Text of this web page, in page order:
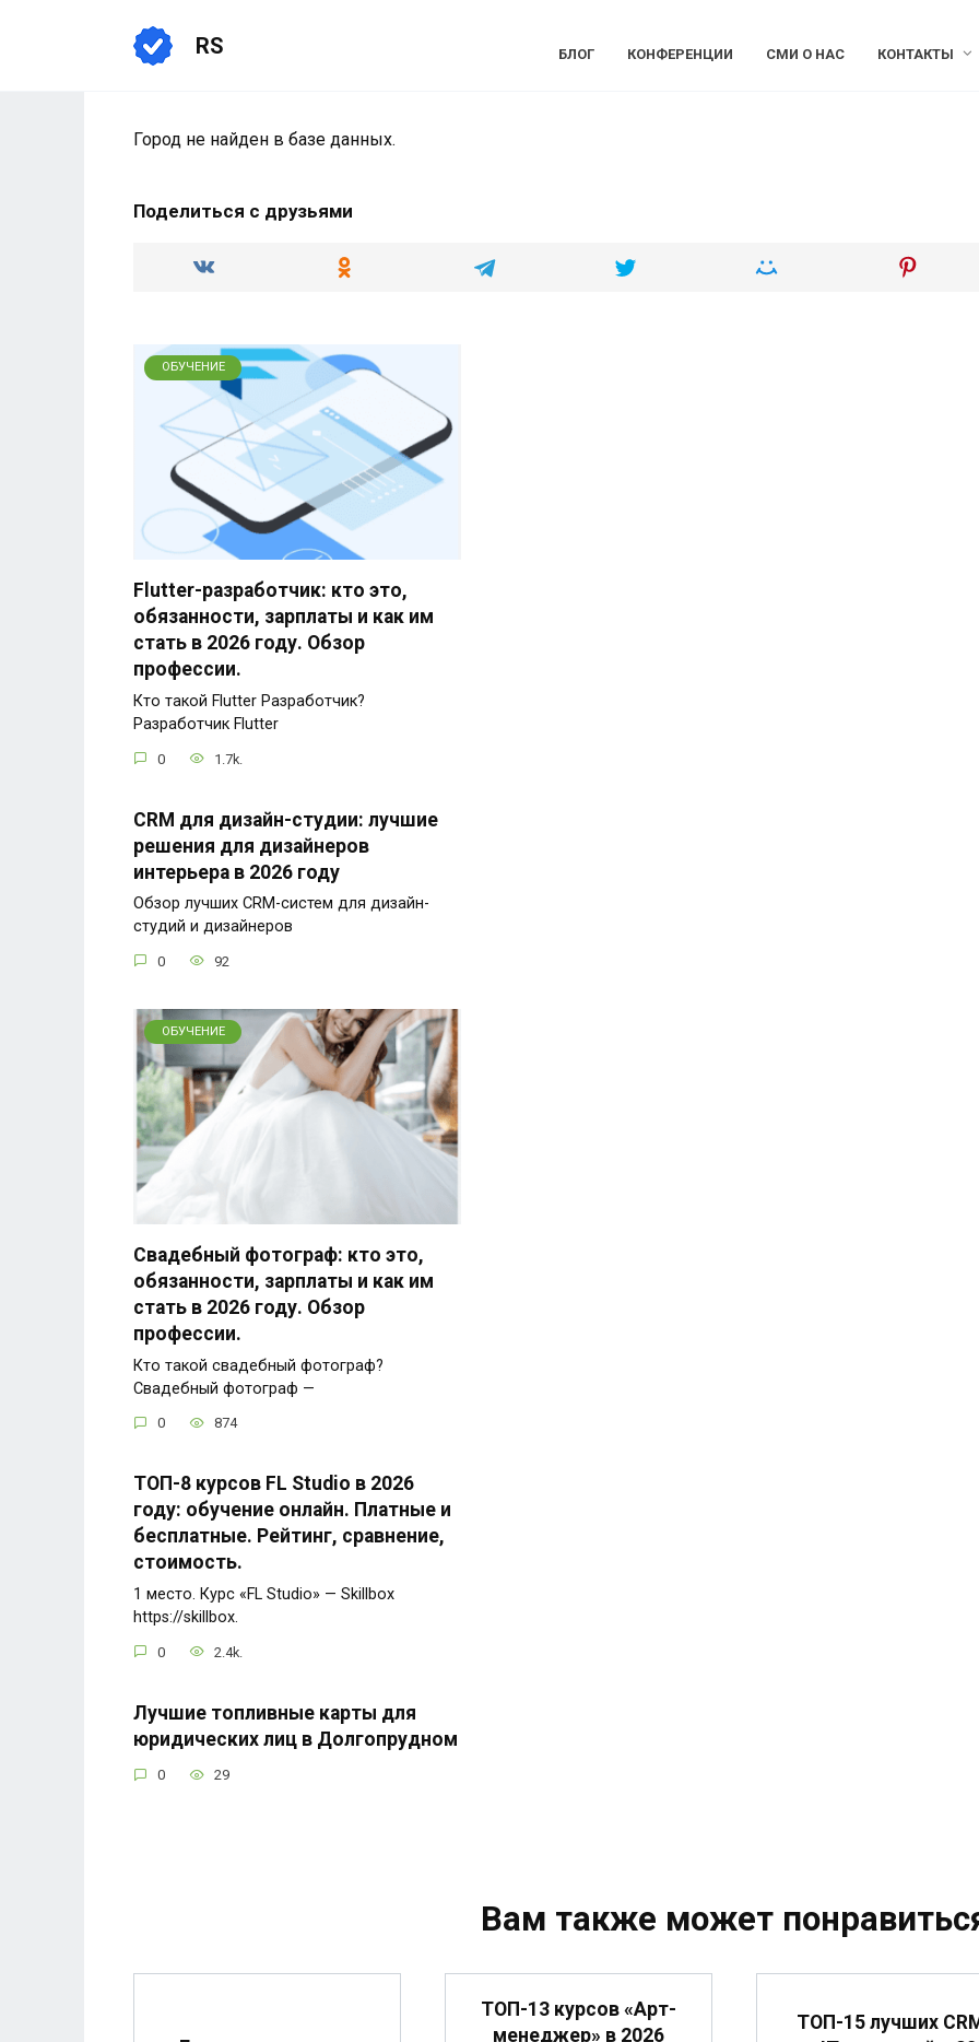
RS БЛОГ КОНФЕРЕНЦИИ СМИ О НАС КОНТАКТЫ
Город не найден в базе данных.
Поделиться с друзьями
ОБУЧЕНИЕ
Flutter-разработчик: кто это,
обязанности, зарплаты и как им
стать в 2026 году. Обзор
профессии.
Кто такой Flutter Разработчик?
Разработчик Flutter
0 1.7k.
CRM для дизайн-студии: лучшие
решения для дизайнеров
интерьера в 2026 году
Обзор лучших CRM-систем для дизайн-
студий и дизайнеров
0 92
ОБУЧЕНИЕ
Свадебный фотограф: кто это,
обязанности, зарплаты и как им
стать в 2026 году. Обзор
профессии.
Кто такой свадебный фотограф?
Свадебный фотограф —
0 874
ТОП-8 курсов FL Studio в 2026
году: обучение онлайн. Платные и
бесплатные. Рейтинг, сравнение,
стоимость.
1 место. Курс «FL Studio» — Skillbox
https://skillbox.
0 2.4k.
Лучшие топливные карты для
юридических лиц в Долгопрудном
0 29
Вам также может
ТОП-13 курсов «Арт-
менеджер» в 2026
ТОП-15 лучших